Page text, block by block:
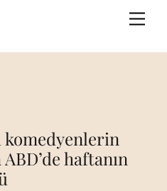
komedyenlerin
haftanın